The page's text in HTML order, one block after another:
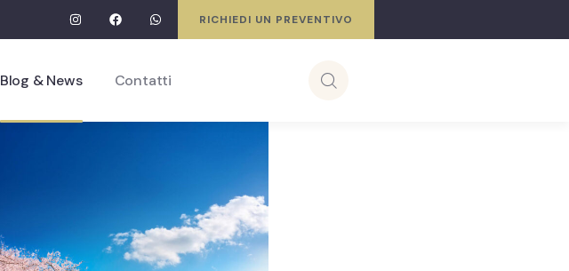
RICHIEDI UN PREVENTIVO
Blog & News Contatti